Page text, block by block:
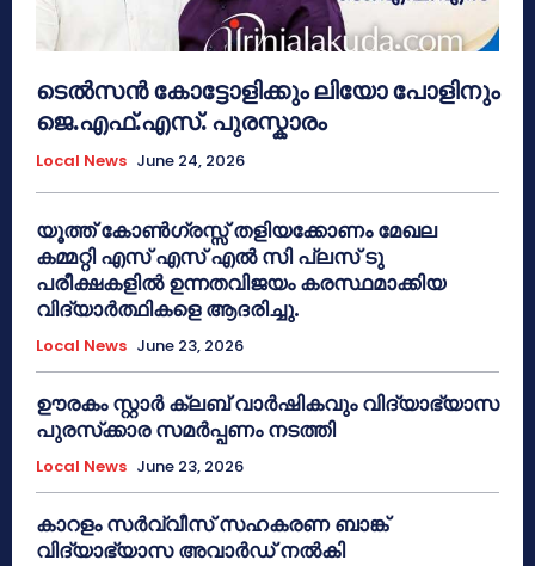
ടെൽസൻ കോട്ടോളിക്കും ലിയോ പോളിനും
ജെ.എഫ്.എസ്. പുരസ്കാരം
Local News June 24, 2026
യൂത്ത് കോൺഗ്രസ്സ് തളിയക്കോണം മേഖല
കമ്മറ്റി എസ് എസ് എൽ സി പ്ലസ് ടു
പരീക്ഷകളിൽ ഉന്നതവിജയം കരസ്ഥമാക്കിയ
വിദ്യാർത്ഥികളെ ആദരിച്ചു.
Local News June 23, 2026
ഊരകം സ്റ്റാർ ക്ലബ് വാർഷികവും വിദ്യാഭ്യാസ
പുരസ്‌ക്കാര സമർപ്പണം നടത്തി
Local News June 23, 2026
കാറളം സർവ്വീസ് സഹകരണ ബാങ്ക്
വിദ്യാഭ്യാസ അവാർഡ് നൽകി